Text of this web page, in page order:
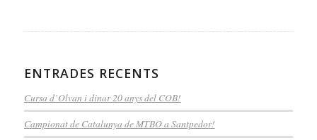
ENTRADES RECENTS
Cursa d’Olvan i dinar 20 anys del COB!
Campionat de Catalunya de MTBO a Santpedor!